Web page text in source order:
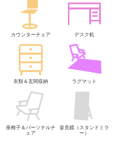
カウンターチェア デスク机
衣類＆玄関収納 ラグマット
座椅子＆パーソナルチ
ェア
姿見鏡（スタンドミラ
ー）